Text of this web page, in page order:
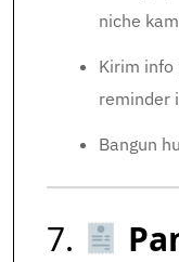
niche
Kirim info
reminder
Bangun
7.